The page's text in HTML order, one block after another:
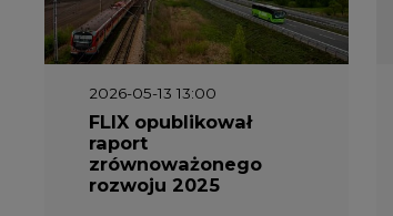
2026-05-13 13:00
FLIX opublikował
raport
zrównoważonego
rozwoju 2025